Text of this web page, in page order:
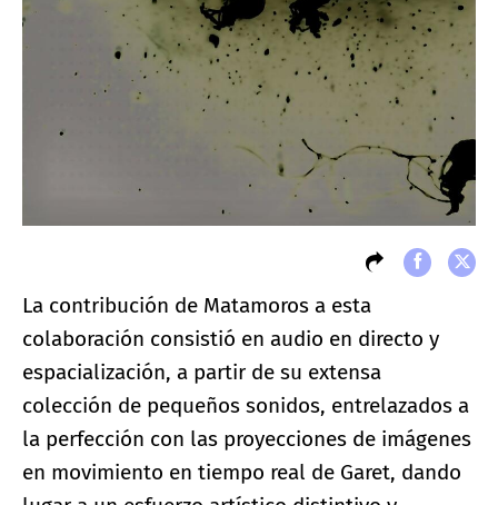
La contribución de Matamoros a esta
colaboración consistió en audio en directo y
espacialización, a partir de su extensa
colección de pequeños sonidos, entrelazados a
la perfección con las proyecciones de imágenes
en movimiento en tiempo real de Garet, dando